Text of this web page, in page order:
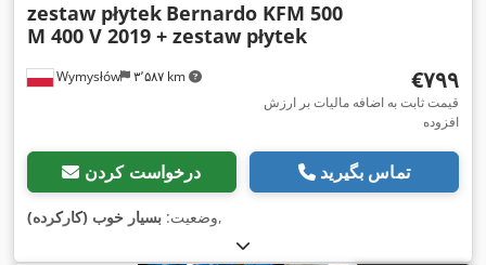
Wymysłów ۳٬۵۸۷ km
zestaw płytek Bernardo KFM 500
M 400 V 2019 + zestaw płytek
‎€۷۹۹
قیمت ثابت به اضافه مالیات بر ارزش
افزوده
درخواست کردن تماس بگیرید
وضعیت: بسیار خوب (کارکرده) ,